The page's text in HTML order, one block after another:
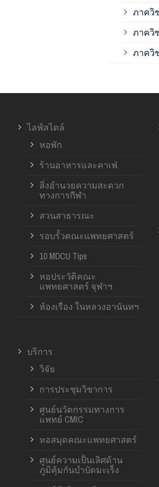
ภาควิ
ภาควิ
ภาควิ
ไลฟ์สไตล์
หอพัก
ร้านอาหารและคาเฟ่
สิ่งอำนวยความสะดวก
ทางการกีฬา
สวนสาธารณะ
รอบรั้วคณะแพทยศาสตร์
10 MDCU Tips
หอประวัติคณะ
แพทยศาสตร์ จุฬาฯ
ห้องเรื่อง ในหลวงอานันทฯ
บริการ
วิจัย
การประชุมวิชาการ
ศูนย์นวัตกรรมทางการ
แพทย์ CMIC
หอสมุดคณะแพทยศาสตร์
ศูนย์ความเป็นเลิศด้าน
ภูมิคุ้มกันบำบัดมะเร็ง